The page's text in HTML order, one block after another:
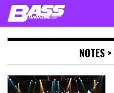
Skip
content
NOTES >